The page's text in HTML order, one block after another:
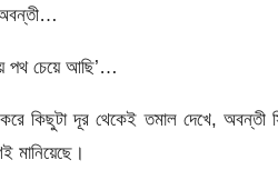
অবন্তী…
পথ চেয়ে আছি’…
করে কিছুটা দূর থেকেই তমাল দেখে,
মানিয়েছে।